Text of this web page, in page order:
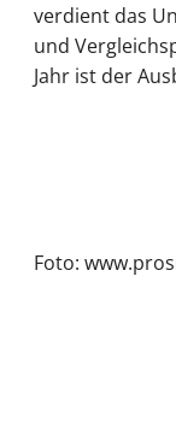
verdient das
und
Jahr ist der
Foto: